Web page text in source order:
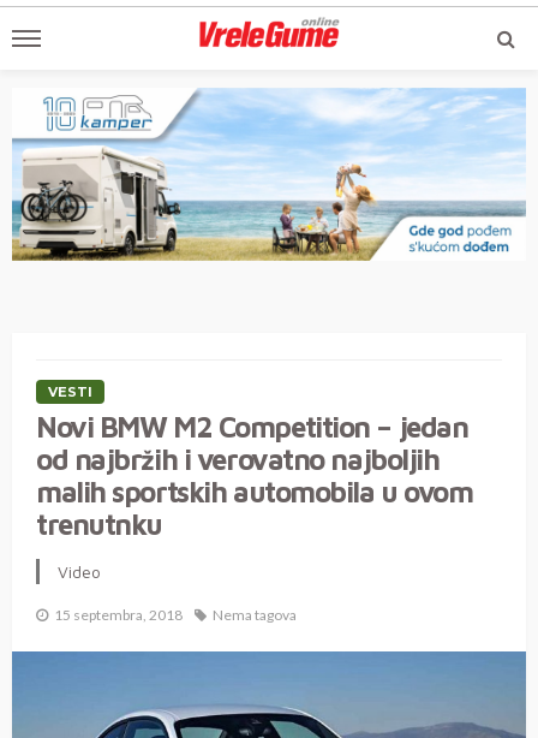
VESTI
Novi BMW M2 Competition – jedan
od najbržih i verovatno najboljih
malih sportskih automobila u ovom
trenutnku
Video
15 septembra, 2018 Nema tagova